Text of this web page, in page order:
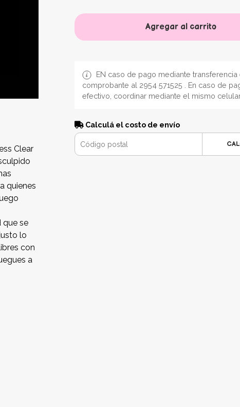
Clear
quienes
que se
lo
con
a
Agregar al carrito
EN caso de pago mediante transferencia
comprobante al 2954 571525 . En caso de
efectivo, coordinar mediante el mismo
Calculá el costo de envío